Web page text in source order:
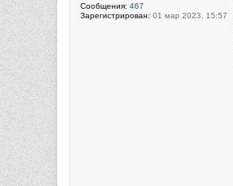
Сообщения: 467
Зарегистрирован: 01 мар 2023, 15:57